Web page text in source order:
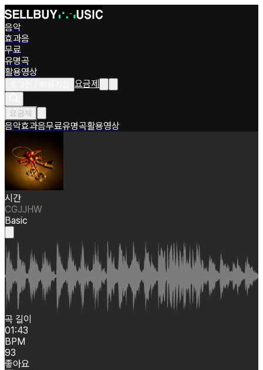
음악
효과음
무료
유명곡
활용영상
요금제
요금제
음악효과음무료유명곡활용영상
시간
CGJJHW
Basic
곡 길이
01:43
BPM
93
좋아요